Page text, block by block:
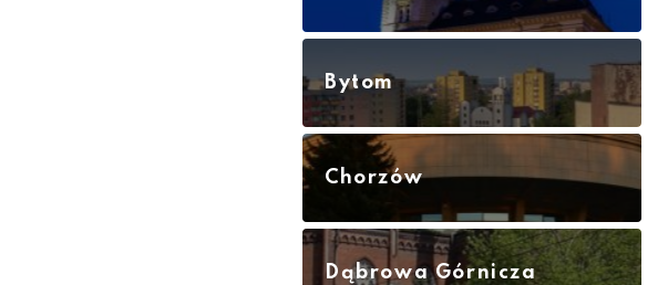
Bytom
Chorzów
Dąbrowa Górnicza